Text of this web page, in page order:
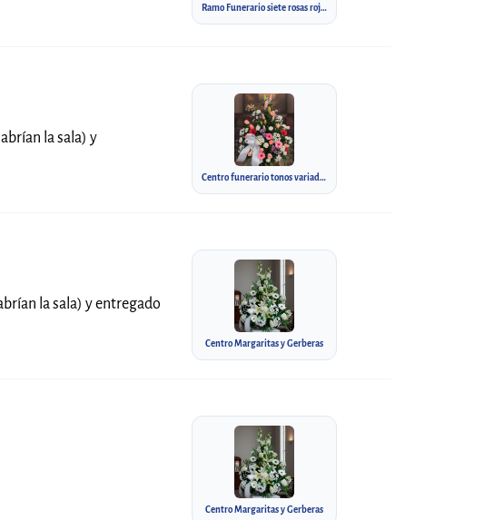
Ramo Funerario siete rosas rojas
la sala) y
Centro funerario tonos variados
la sala) y entregado
Centro Margaritas y Gerberas
Centro Margaritas y Gerberas